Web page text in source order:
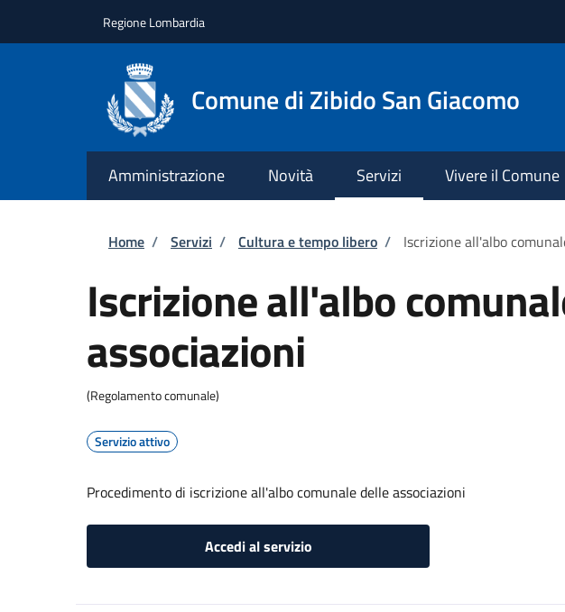
Regione Lombardia
Comune di Zibido San Giacomo
Amministrazione Novità Servizi Vivere il Comune
Briciole di pane
Home / Servizi / Cultura e tempo libero / Iscrizione all'albo
Iscrizione all'albo
associazioni
(Regolamento comunale)
Servizio attivo
Procedimento di iscrizione all'albo comunale delle associazioni
Accedi al servizio